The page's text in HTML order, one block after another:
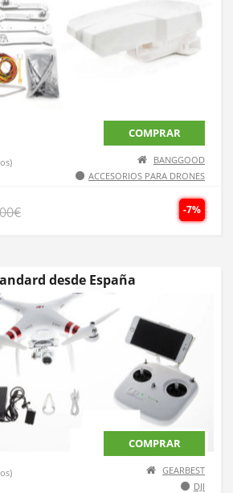
COMPRAR
BANGGOOD
ACCESORIOS PARA DRONES
-7%
desde España
COMPRAR
GEARBEST
DJI